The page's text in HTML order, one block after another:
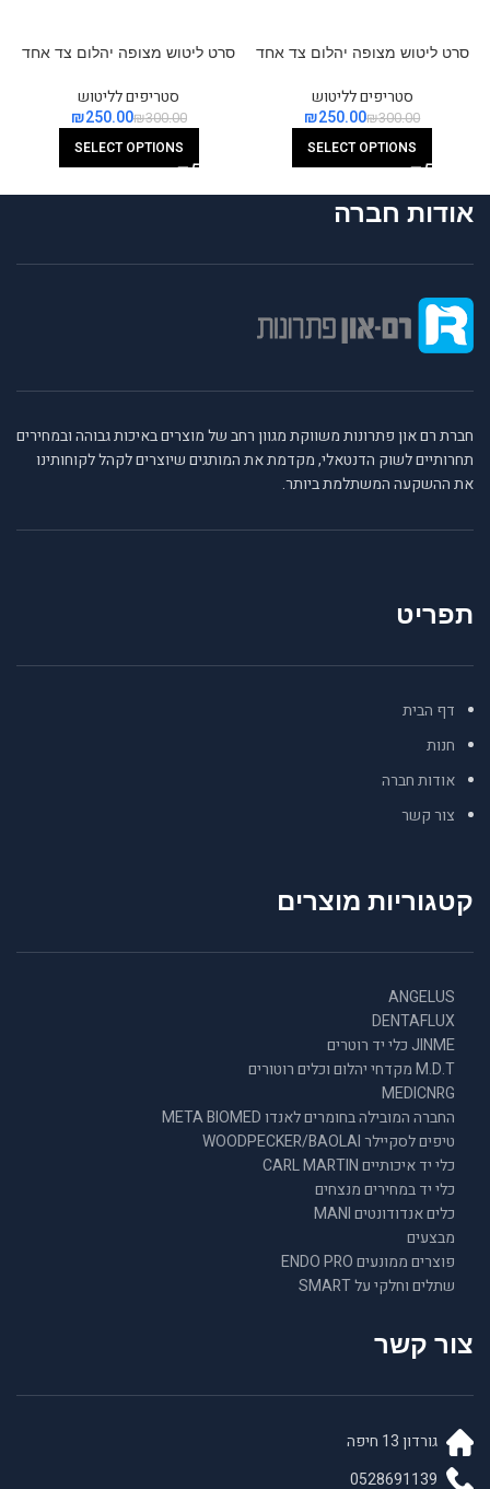
סרט ליטוש מצופה יהלום צד אחד
סטריפים לליטוש
₪300.00
₪250.00
SELECT OPTIONS
סרט ליטוש מצופה יהלום צד אחד
סטריפים לליטוש
₪300.00
₪250.00
SELECT OPTIONS
אודות חברה
חברת רם און פתרונות משווקת מגוון רחב של מוצרים באיכות גבוהה ובמחירים
תחרותיים לשוק הדנטאלי, מקדמת את המותגים שיוצרים לקהל לקוחותינו
את ההשקעה המשתלמת ביותר.
תפריט
דף הבית
חנות
אודות חברה
צור קשר
קטגוריות מוצרים
ANGELUS
DENTAFLUX
JINME כלי יד רוטרים
M.D.T מקדחי יהלום וכלים רוטורים
MEDICNRG
החברה המובילה בחומרים לאנדו META BIOMED
טיפים לסקיילר WOODPECKER/BAOLAI
כלי יד איכותיים CARL MARTIN
כלי יד במחירים מנצחים
כלים אנדודונטים MANI
מבצעים
פוצרים ממונעים ENDO PRO
שתלים וחלקי על SMART
צור קשר
גורדון 13 חיפה
0528691139